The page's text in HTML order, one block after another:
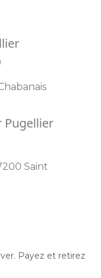
Pugellier
Saint
Payez et retirez